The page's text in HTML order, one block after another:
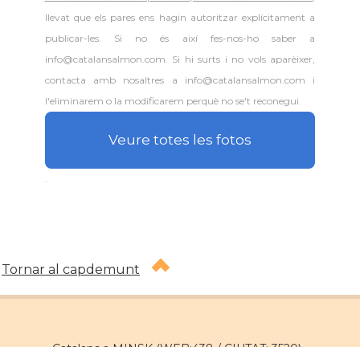
llevat que els pares ens hagin autoritzar explícitament a
publicar-les. Si no és així fes-nos-ho saber a
info@catalansalmon.com. Si hi surts i no vols aparèixer,
contacta amb nosaltres a info@catalansalmon.com i
l'eliminarem o la modificarem perquè no se't reconegui.
Veure totes les fotos
Tornar al capdemunt